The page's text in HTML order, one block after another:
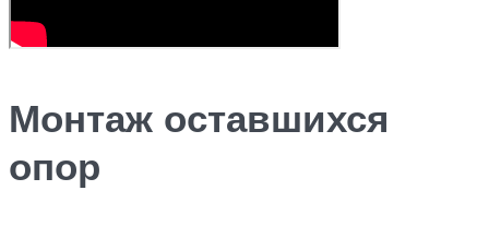
Монтаж оставшихся
опор